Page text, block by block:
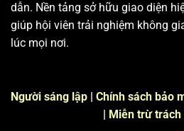
dẫn. Nền tảng sở hữu giao diện
giúp hội viên trải nghiệm không
lúc mọi nơi.
Người sáng lập Chính sách bảo
Miễn trừ trách